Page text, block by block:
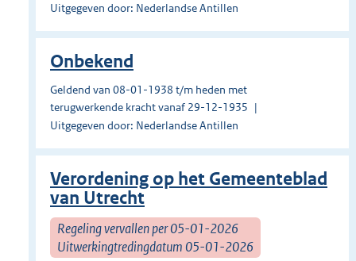
Uitgegeven door: Nederlandse Antillen
Onbekend
Geldend van 08-01-1938 t/m heden met
terugwerkende kracht vanaf 29-12-1935
Uitgegeven door: Nederlandse Antillen
Verordening op het Gemeenteblad
van Utrecht
Regeling vervallen per 05-01-2026
Uitwerkingtredingdatum 05-01-2026